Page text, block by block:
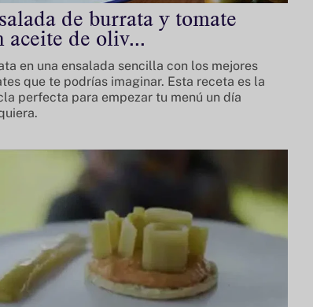
de burrata y tomate
aceite de oliv...
en una ensalada sencilla con los mejores
que te podrías imaginar. Esta receta es la
perfecta para empezar tu menú un día